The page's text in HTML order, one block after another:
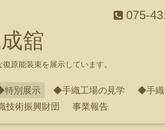
075-
舘
原能装束を展示しています。
別展示 ◆手織工場の見学
◆手織
技術振興財団 事業報告